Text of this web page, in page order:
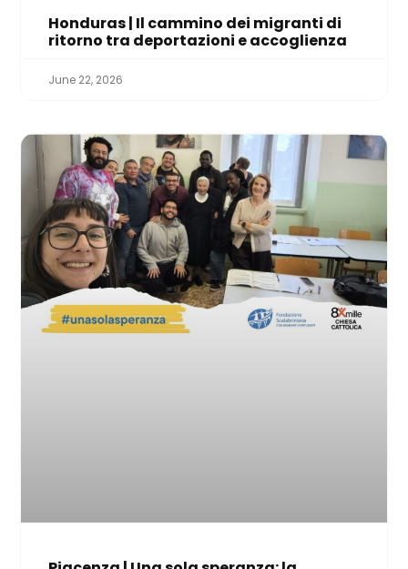
Honduras | Il cammino dei migranti di
ritorno tra deportazioni e accoglienza
June 22, 2026